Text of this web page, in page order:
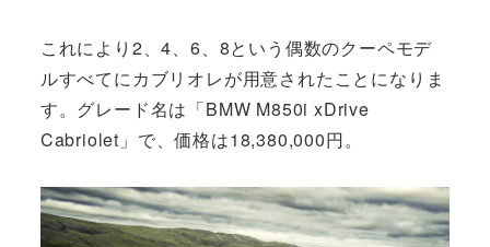
これにより2、4、6、8という偶数のクーペモデ
ルすべてにカブリオレが用意されたことになりま
す。グレード名は「BMW M850i xDrive
Cabriolet」で、価格は18,380,000円。